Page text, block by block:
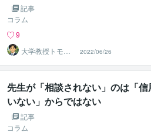
記事
コラム
9
大学教授トモ｜
元東大教員
2022/06/26
先生が「相談されない」のは「信
いない」からではない
記事
コラム